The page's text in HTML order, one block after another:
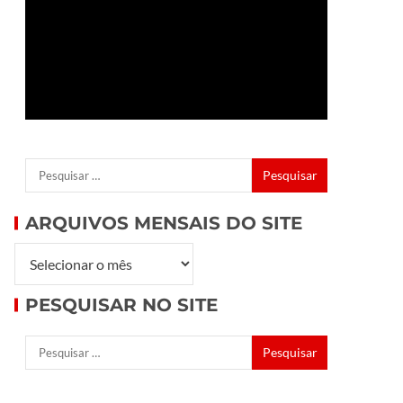
ARQUIVOS MENSAIS DO SITE
PESQUISAR NO SITE